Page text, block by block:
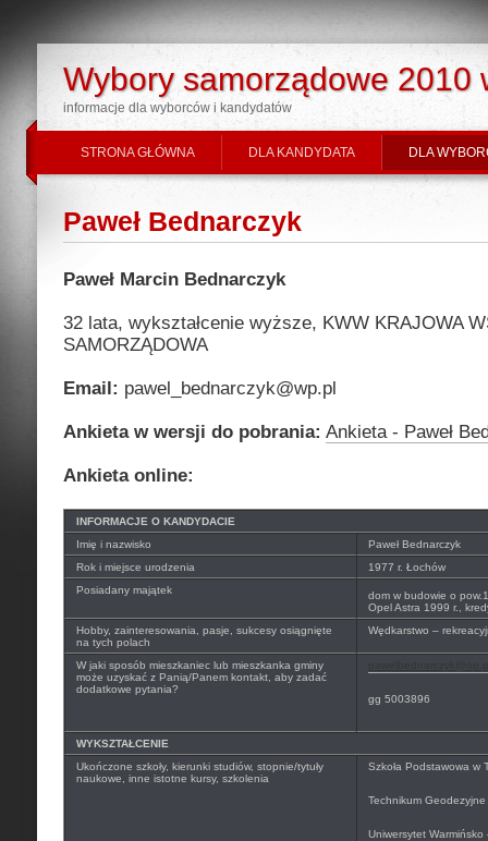
Wybory samorządowe 2010
informacje dla wyborców i kandydatów
STRONA GŁÓWNA DLA KANDYDATA DLA
Paweł Bednarczyk
Paweł Marcin Bednarczyk
32 lata, wykształcenie wyższe, KWW KRAJOWA
SAMORZĄDOWA
Email: pawel_bednarczyk@wp.pl
Ankieta w wersji do pobrania: Ankieta - Paweł
Ankieta online:
INFORMACJE O KANDYDACIE
Imię i nazwisko
Paweł Bednarczyk
Rok i miejsce urodzenia
1977 r. Łochów
Posiadany majątek
dom w budowie o
Opel Astra 1999 r.,
Hobby, zainteresowania, pasje, sukcesy osiągnięte
na tych polach
Wędkarstwo –
W jaki sposób mieszkaniec lub mieszkanka gminy
może uzyskać z Panią/Panem kontakt, aby zadać
dodatkowe pytania?
gg 5003896
WYKSZTAŁCENIE
Ukończone szkoły, kierunki studiów, stopnie/tytuły
naukowe, inne istotne kursy, szkolenia
Szkoła Podstawowa w
Technikum
Uniwersytet